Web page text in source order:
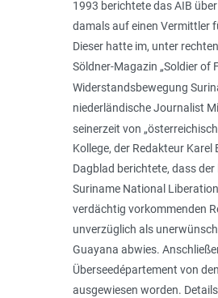
1993 berichtete das AIB
damals auf einen Vermittler
Dieser hatte im, unter
Söldner-Magazin „Soldier of
Widerstandsbewegung
niederländische Journalist
seinerzeit von „
Kollege, der Redakteur Karel
Dagblad berichtete, dass
Suriname National
verdächtig vorkommenden
unverzüglich als
Guayana abwies.
Überseedépartement von
ausgewiesen worden.